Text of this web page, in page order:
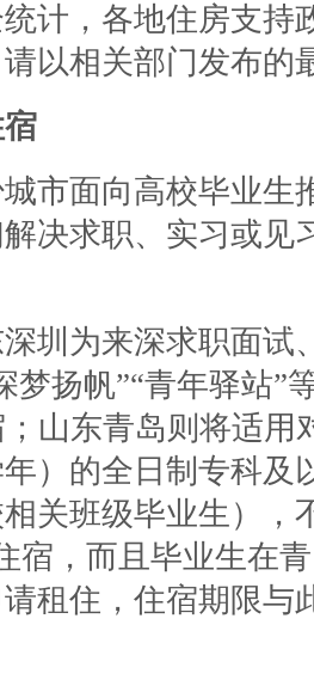
计，各地住房支持
以相关部门发布的
面向高校毕业生
决求职、实习或见
为来深求职面试
梦扬帆”“青年驿站”
山东青岛则将适用
）的全日制专科及
相关班级毕业生），
宿，而且毕业生在
租住，住宿期限与